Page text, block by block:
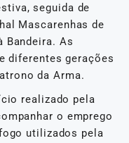
seguida de
Mascarenhas de
Bandeira. As
diferentes gerações
da Arma.
realizado pela
o emprego
utilizados pela